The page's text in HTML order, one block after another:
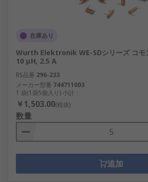
在庫あり
Wurth Elektronik WE-SDシリーズ コモ
10 μH, 2.5 A
RS品番 296-233
メーカー型番 744711003
1 袋(1袋5個入り) 小計：
￥1,503.00(税抜)
数量
追加